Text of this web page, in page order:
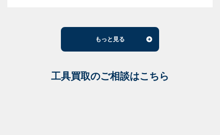
もっと見る
工具買取のご相談はこちら